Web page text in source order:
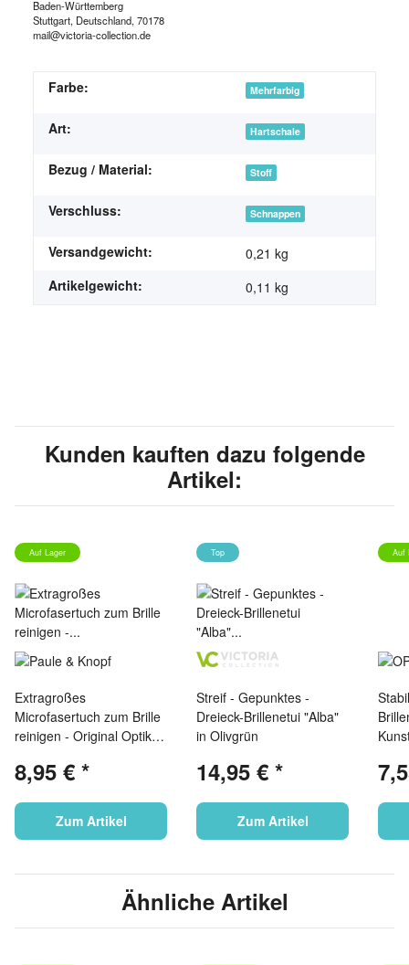
Baden-Württemberg
Stuttgart, Deutschland, 70178
mail@victoria-collection.de
Farbe: Mehrfarbig
Art: Hartschale
Bezug / Material: Stoff
Verschluss: Schnappen
Versandgewicht:
0,21 kg
Artikelgewicht:
0,11 kg
Kunden kauften dazu folgende
Artikel:
Auf Lager
Extragroßes
Microfasertuch zum Brille
reinigen - Original Optiker
8,95 € *
Zum Artikel
Top
Streif - Gepunktes -
Dreieck-Brillenetui "Alba"
in Olivgrün
14,95 € *
Zum Artikel
Auf
Ähnliche Artikel